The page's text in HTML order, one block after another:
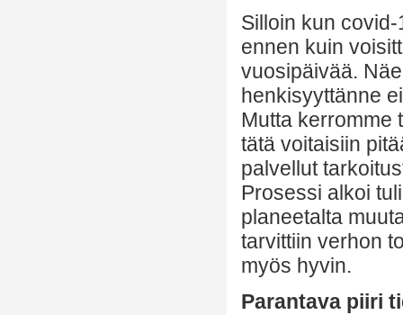
Silloin kun
ennen kuin
vuosipäivää.
henkisyyttänne
Mutta kerromme
tätä voitaisiin
palvellut
Prosessi alkoi
planeetalta
tarvittiin verhon
myös hyvin.
Parantava piiri